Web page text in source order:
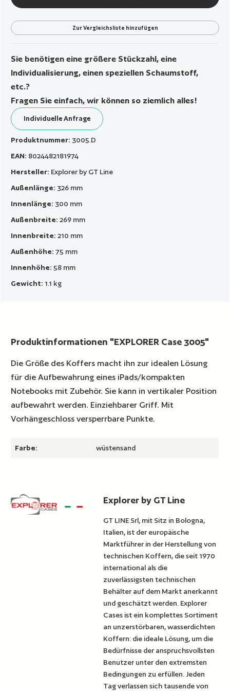
Zur Vergleichsliste hinzufügen
Sie benötigen eine größere Stückzahl, eine
Individualisierung, einen speziellen Schaumstoff,
etc.?
Fragen Sie einfach, wir können so ziemlich alles!
Individuelle Anfrage
Produktnummer: 3005.D
EAN: 8024482181974
Hersteller: Explorer by GT Line
Außenlänge: 326 mm
Innenlänge: 300 mm
Außenbreite:269 mm
Innenbreite:210 mm
Außenhöhe:75 mm
Innenhöhe: 58 mm
Gewicht: 1.1 kg
Produktinformationen "EXPLORER Case 3005"
Die Größe des Koffers macht ihn zur idealen Lösung
für die Aufbewahrung eines iPads/kompakten
Notebooks mit Zubehör. Sie kann in vertikaler Position
aufbewahrt werden. Einziehbarer Griff. Mit
Vorhängeschloss versperrbare Punkte.
Farbe: wüstensand
Explorer by GT Line
GT LINE Srl, mit Sitz in Bologna,
Italien, ist der europäische
Marktführer in der Herstellung von
technischen Koffern, die seit 1970
international als die
zuverlässigsten technischen
Behälter auf dem Markt anerkannt
und geschätzt werden. Explorer
Cases ist ein komplettes Sortiment
an unzerstörbaren, wasserdichten
Koffern: die ideale Lösung, um die
Bedürfnisse der anspruchsvollsten
Benutzer unter den extremsten
Bedingungen zu erfüllen. Jeden
Tag verlassen sich tausende von